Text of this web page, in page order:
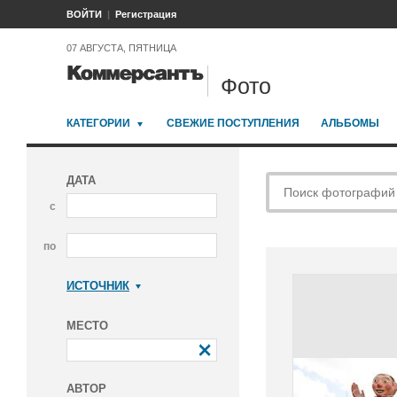
ВОЙТИ Регистрация
07 АВГУСТА, ПЯТНИЦА
Фото
КАТЕГОРИИ СВЕЖИЕ ПОСТУПЛЕНИЯ АЛЬБОМЫ
ДАТА
с
по
ИСТОЧНИК
МЕСТО
АВТОР